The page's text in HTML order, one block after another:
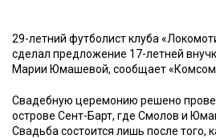
Культура
Lifestyle
Мурзилка
29-летний футболист клуба
сделал предложение 17-летней
Марии Юмашевой, сообщает
Свадебную церемонию решено
острове Сент-Барт, где Смолов и
Свадьба состоится лишь после того,